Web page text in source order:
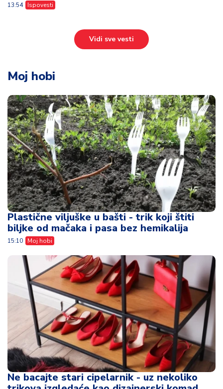
13:54 Ispovesti
Vidi sve vesti
Moj hobi
Plastične viljuške u bašti - trik koji štiti
biljke od mačaka i pasa bez hemikalija
15:10 Moj hobi
Ne bacajte stari cipelarnik - uz nekoliko